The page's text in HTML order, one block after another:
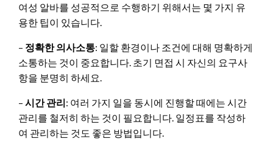
여성 알바를 성공적으로 수행하기 위해서는 몇 가지 유
용한 팁이 있습니다.
– 정확한 의사소통: 일할 환경이나 조건에 대해 명확하게
소통하는 것이 중요합니다. 초기 면접 시 자신의 요구사
항을 분명히 하세요.
– 시간 관리: 여러 가지 일을 동시에 진행할 때에는 시간
관리를 철저히 하는 것이 필요합니다. 일정표를 작성하
여 관리하는 것도 좋은 방법입니다.